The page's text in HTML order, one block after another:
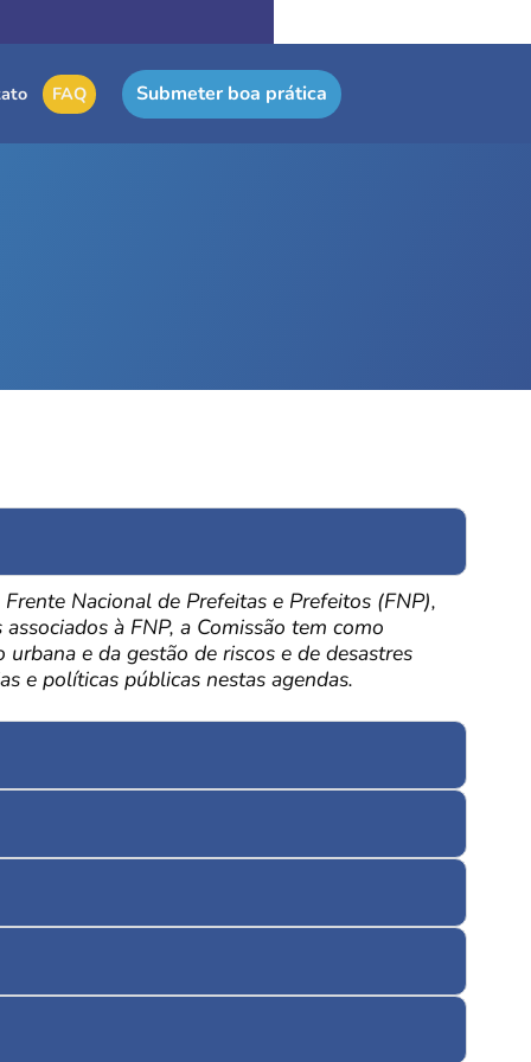
FAQ Submeter boa prática
Nacional de Prefeitas e Prefeitos (FNP),
à FNP, a Comissão tem como
e da gestão de riscos e de desastres
e políticas públicas nestas agendas.